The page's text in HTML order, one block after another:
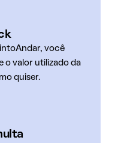
você
o valor utilizado da
quiser.